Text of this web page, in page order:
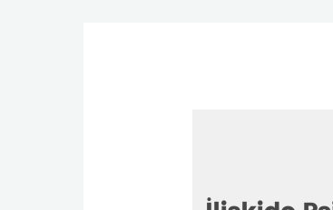
Nedir?